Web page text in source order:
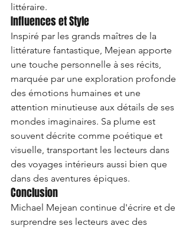
littéraire.
Influences et Style
Inspiré par les grands maîtres de la
littérature fantastique, Mejean apporte
une touche personnelle à ses récits,
marquée par une exploration profonde
des émotions humaines et une
attention minutieuse aux détails de ses
mondes imaginaires. Sa plume est
souvent décrite comme poétique et
visuelle, transportant les lecteurs dans
des voyages intérieurs aussi bien que
dans des aventures épiques.
Conclusion
Michael Mejean continue d'écrire et de
surprendre ses lecteurs avec des